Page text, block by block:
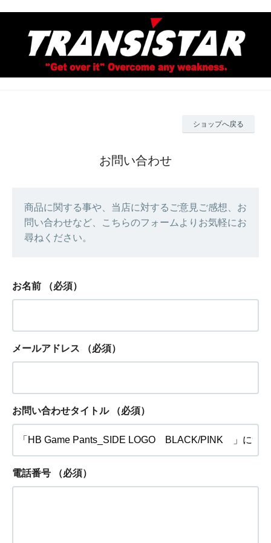
ショップへ戻る
お問い合わせ
商品に関する事や、当店に対するご意見ご感想、お
問い合わせなど、こちらのフォームよりお気軽にお
尋ねください。
お名前 （必須）
メールアドレス （必須）
お問い合わせタイトル （必須）
電話番号 （必須）